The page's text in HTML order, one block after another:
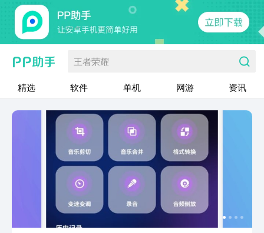
王者荣耀
精选 软件 单机 网游 资讯